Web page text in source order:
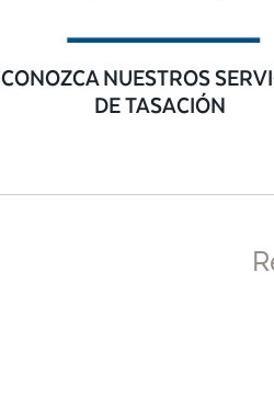
CONOZCA NUESTROS
DE TASACIÓN